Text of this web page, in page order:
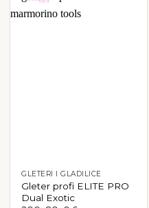
GLETERI I GLADILICE
Gleter profi ELITE PRO
Dual Exotic